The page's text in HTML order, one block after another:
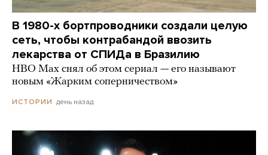
В 1980-х бортпроводники создали целую
сеть, чтобы контрабандой ввозить
лекарства от СПИДа в Бразилию
HBO Max снял об этом сериал — его называют
новым «Жарким соперничеством»
ИСТОРИИ день назад